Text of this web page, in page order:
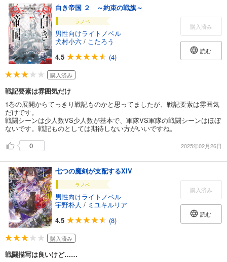
白き帝国 ２ ～約束の戦旗～
ラノベ
男性向けライトノベル
犬村小六 / こたろう
4.5
(4)
購入済み
読む
購入済み
戦記要素は雰囲気だけ
1巻の展開からてっきり戦記ものかと思ってましたが、戦記要素は雰囲気
だけです。
戦闘シーンは少人数VS少人数が基本で、軍隊VS軍隊の戦闘シーンはほぼ
ないです。戦記ものとしては期待しない方がいいですね。
0
2025年02月26日
七つの魔剣が支配するXIV
ラノベ
男性向けライトノベル
宇野朴人 / ミユキルリア
4.5
(8)
購入済み
読む
購入済み
戦闘描写は良いけど……